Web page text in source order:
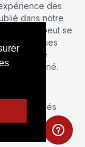
des
dans notre
ne peut se
techniques
d'un soigné.
réservés